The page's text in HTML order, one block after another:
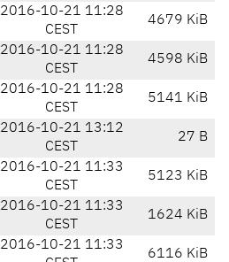
2016-10-21 11:28
CEST
4679 KiB
2016-10-21 11:28
CEST
4598 KiB
2016-10-21 11:28
CEST
5141 KiB
2016-10-21 13:12
CEST
27 B
2016-10-21 11:33
CEST
5123 KiB
2016-10-21 11:33
CEST
1624 KiB
2016-10-21 11:33
6116 KiB